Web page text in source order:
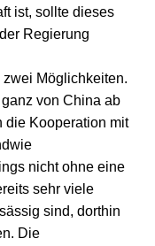
ist, sollte dieses
Regierung
Möglichkeiten.
von China ab
die Kooperation mit
nicht ohne eine
sehr viele
sind, dorthin
Die